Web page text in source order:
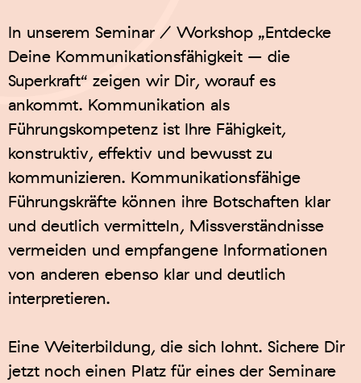
In unserem Seminar / Workshop „Entdecke
Deine Kommunikationsfähigkeit – die
Superkraft“ zeigen wir Dir, worauf es
ankommt. Kommunikation als
Führungskompetenz ist Ihre Fähigkeit,
konstruktiv, effektiv und bewusst zu
kommunizieren. Kommunikationsfähige
Führungskräfte können ihre Botschaften klar
und deutlich vermitteln, Missverständnisse
vermeiden und empfangene Informationen
von anderen ebenso klar und deutlich
interpretieren.
Eine Weiterbildung, die sich lohnt. Sichere Dir
jetzt noch einen Platz für eines der Seminare